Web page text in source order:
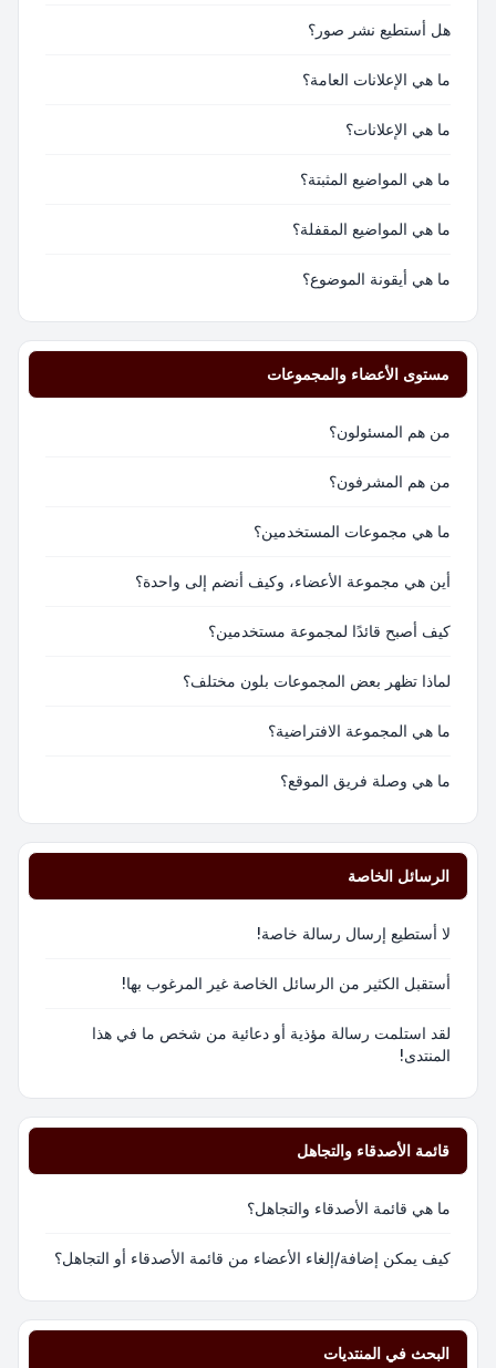
هل أستطيع نشر صور؟
ما هي الإعلانات العامة؟
ما هي الإعلانات؟
ما هي المواضيع المثبتة؟
ما هي المواضيع المقفلة؟
ما هي أيقونة الموضوع؟
مستوى الأعضاء والمجموعات
من هم المسئولون؟
من هم المشرفون؟
ما هي مجموعات المستخدمين؟
أين هي مجموعة الأعضاء، وكيف أنضم إلى واحدة؟
كيف أصبح قائدًا لمجموعة مستخدمين؟
لماذا تظهر بعض المجموعات بلون مختلف؟
ما هي المجموعة الافتراضية؟
ما هي وصلة فريق الموقع؟
الرسائل الخاصة
لا أستطيع إرسال رسالة خاصة!
أستقبل الكثير من الرسائل الخاصة غير المرغوب بها!
لقد استلمت رسالة مؤذية أو دعائية من شخص ما في هذا
المنتدى!
قائمة الأصدقاء والتجاهل
ما هي قائمة الأصدقاء والتجاهل؟
كيف يمكن إضافة/إلغاء الأعضاء من قائمة الأصدقاء أو التجاهل؟
البحث في المنتديات